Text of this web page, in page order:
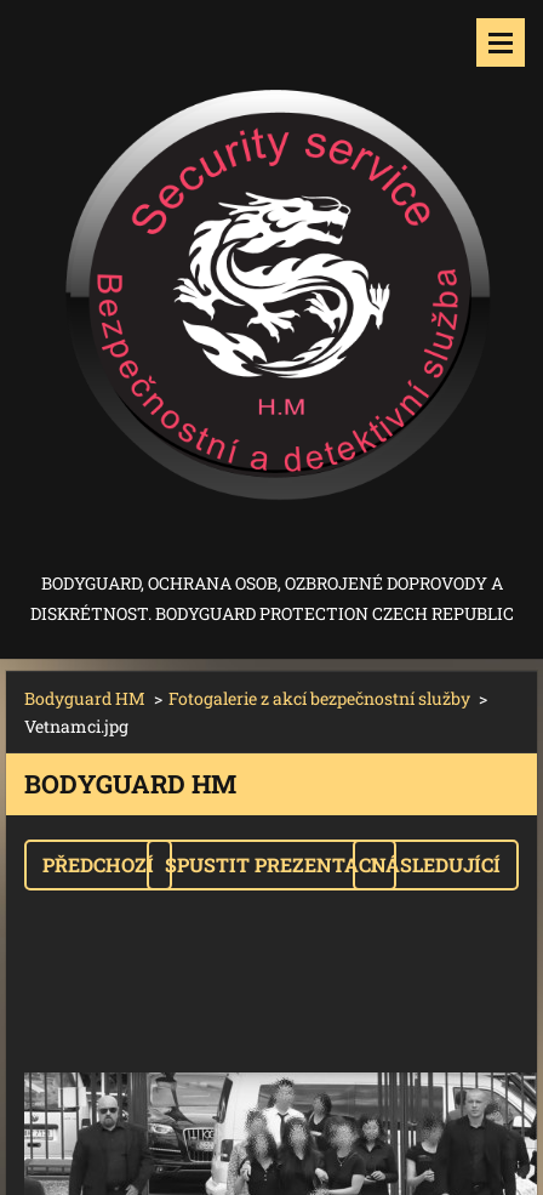
BODYGUARD, OCHRANA OSOB, OZBROJENÉ DOPROVODY A
DISKRÉTNOST. BODYGUARD PROTECTION CZECH REPUBLIC
Bodyguard HM > Fotogalerie z akcí bezpečnostní služby >
Vetnamci.jpg
BODYGUARD HM
PŘEDCHOZÍ SPUSTIT PREZENTACINÁSLEDUJÍCÍ